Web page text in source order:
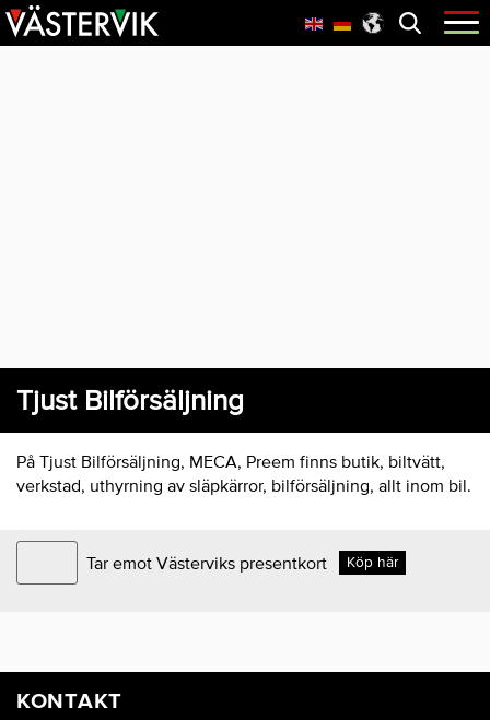
Hoppa
till
Skip
to
Hoppa
till
Öppna
menyn
Tjust Bilförsäljning
På Tjust Bilförsäljning, MECA, Preem finns butik, biltvätt,
verkstad, uthyrning av släpkärror, bilförsäljning, allt inom bil.
Tar emot Västerviks presentkort Köp här
KONTAKT